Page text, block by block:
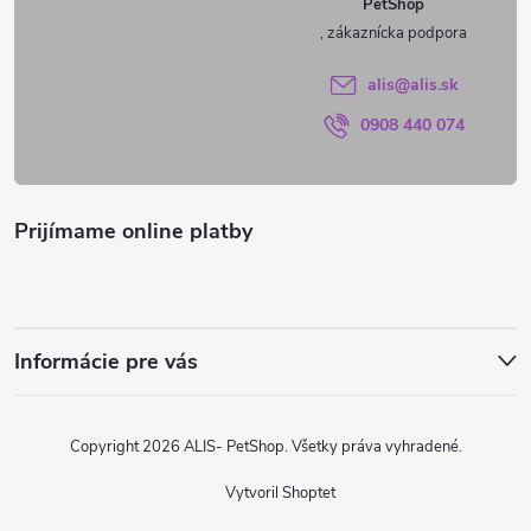
PetShop
alis@alis.sk
0908 440 074
Prijímame online platby
Informácie pre vás
Vytvoril Shoptet
Copyright 2026 ALIS- PetShop. Všetky práva vyhradené.